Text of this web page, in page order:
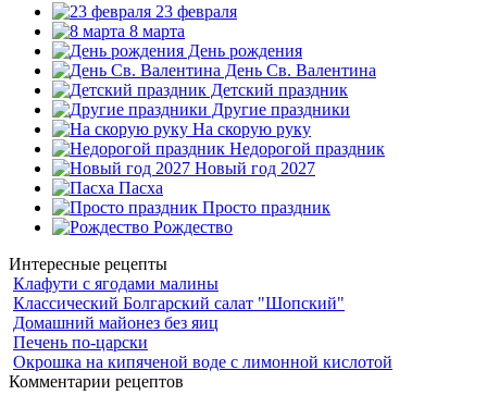
23 февраля
8 марта
День рождения
День Св. Валентина
Детский праздник
Другие праздники
На скорую руку
Недорогой праздник
Новый год 2027
Пасха
Просто праздник
Рождество
Интересные рецепты
Клафути с ягодами малины
Классический Болгарский салат "Шопский"
Домашний майонез без яиц
Печень по-царски
Окрошка на кипяченой воде с лимонной кислотой
Комментарии рецептов